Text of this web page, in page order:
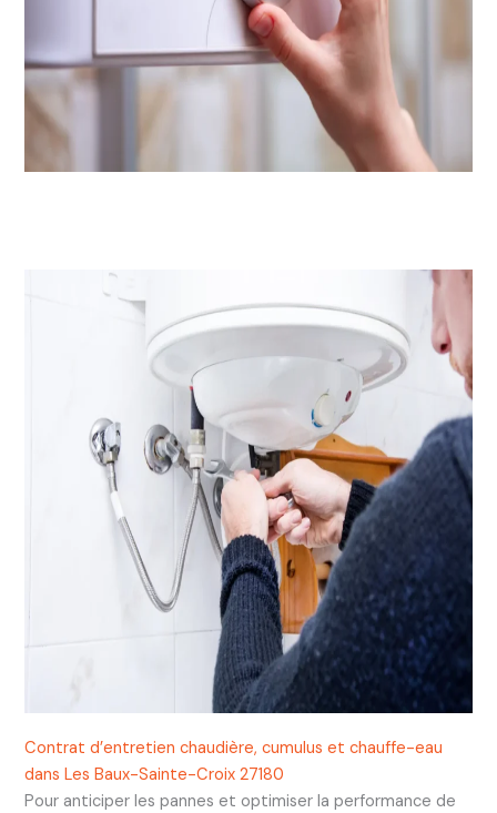
Contrat d’entretien chaudière, cumulus et chauffe-eau
dans Les Baux-Sainte-Croix 27180
Pour anticiper les pannes et optimiser la performance de